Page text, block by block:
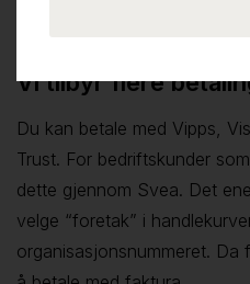
Vi tilbyr flere
Du kan betale med Vipps,
Trust. For bedriftskunder
dette gjennom Svea. Det
velge “foretak” i
organisasjonsnummeret. Da